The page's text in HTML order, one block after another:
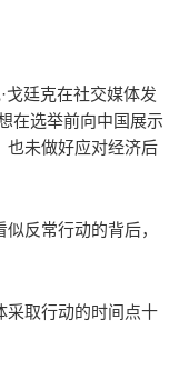
戈廷克在社交媒体发
在选举前向中国展示
也未做好应对经济后
反常行动的背后，
采取行动的时间点十